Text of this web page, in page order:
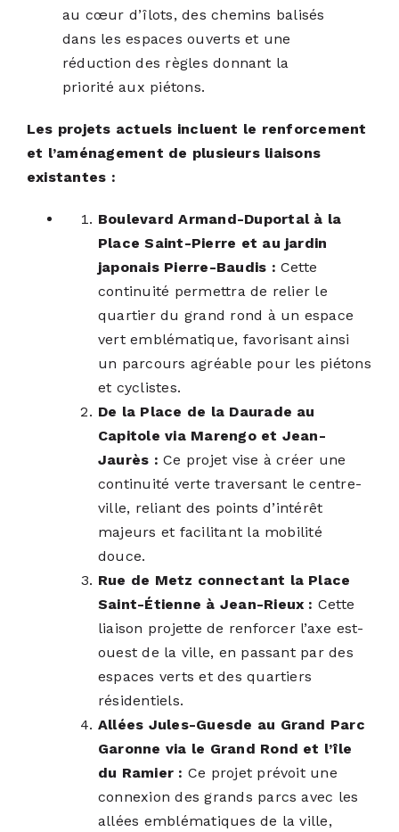
au cœur d’îlots, des chemins balisés
dans les espaces ouverts et une
réduction des règles donnant la
priorité aux piétons.
Les projets actuels incluent le renforcement
et l’aménagement de plusieurs liaisons
existantes :
Boulevard Armand-Duportal à la
Place Saint-Pierre et au jardin
japonais Pierre-Baudis : Cette
continuité permettra de relier le
quartier du grand rond à un espace
vert emblématique, favorisant ainsi
un parcours agréable pour les piétons
et cyclistes.
De la Place de la Daurade au
Capitole via Marengo et Jean-
Jaurès : Ce projet vise à créer une
continuité verte traversant le centre-
ville, reliant des points d’intérêt
majeurs et facilitant la mobilité
douce.
Rue de Metz connectant la Place
Saint-Étienne à Jean-Rieux : Cette
liaison projette de renforcer l’axe est-
ouest de la ville, en passant par des
espaces verts et des quartiers
résidentiels.
Allées Jules-Guesde au Grand Parc
Garonne via le Grand Rond et l’île
du Ramier : Ce projet prévoit une
connexion des grands parcs avec les
allées emblématiques de la ville,